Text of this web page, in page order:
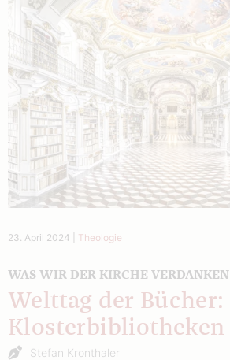
23. April 2024 Theologie
WAS WIR DER KIRCHE VERDANKEN
Welttag der Bücher:
Klosterbibliotheken
Stefan Kronthaler